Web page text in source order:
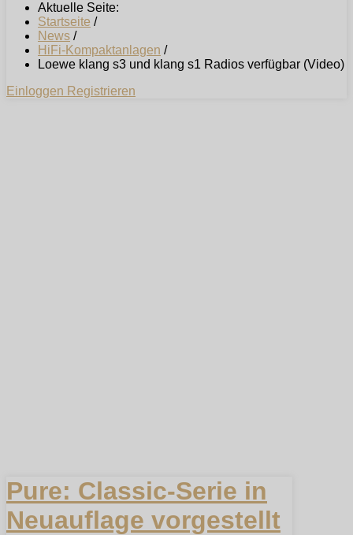
Aktuelle Seite:
Startseite /
News /
HiFi-Kompaktanlagen /
Loewe klang s3 und klang s1 Radios verfügbar (Video)
Einloggen Registrieren
Pure: Classic-Serie in
Neuauflage vorgestellt